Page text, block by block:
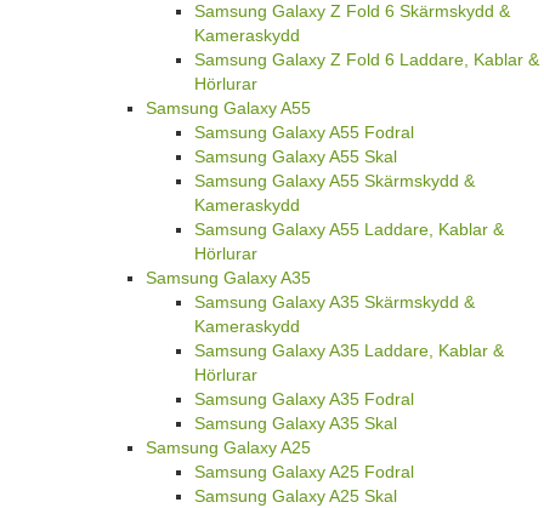
Samsung Galaxy Z Fold 6 Skärmskydd &
Kameraskydd
Samsung Galaxy Z Fold 6 Laddare, Kablar &
Hörlurar
Samsung Galaxy A55
Samsung Galaxy A55 Fodral
Samsung Galaxy A55 Skal
Samsung Galaxy A55 Skärmskydd &
Kameraskydd
Samsung Galaxy A55 Laddare, Kablar &
Hörlurar
Samsung Galaxy A35
Samsung Galaxy A35 Skärmskydd &
Kameraskydd
Samsung Galaxy A35 Laddare, Kablar &
Hörlurar
Samsung Galaxy A35 Fodral
Samsung Galaxy A35 Skal
Samsung Galaxy A25
Samsung Galaxy A25 Fodral
Samsung Galaxy A25 Skal